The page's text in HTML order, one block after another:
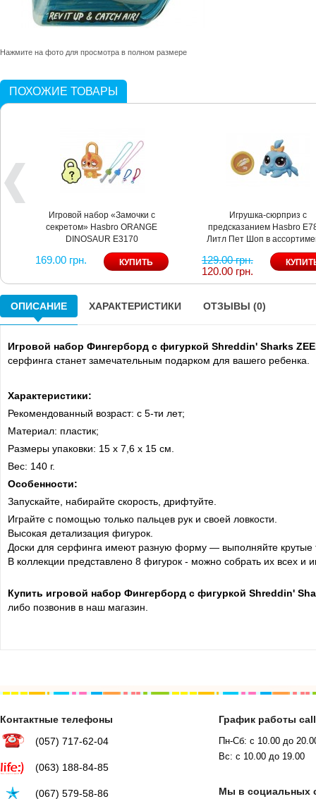
Нажмите на фото для просмотра в полном размере
ПОХОЖИЕ ТОВАРЫ
Игровой набор «Замочки с
секретом» Hasbro ORANGE
DINOSAUR Е3170
169.00 грн.
Игрушка-сюрприз с
предсказанием Hasbro
Литл Пет Шоп в
129.00 грн.
120.00 грн.
ОПИСАНИЕ ХАРАКТЕРИСТИКИ ОТЗЫВЫ (0)
Игровой набор Фингерборд с фигуркой Shreddin' Sharks
серфинга станет замечательным подарком для вашего ребенка.
Характеристики:
Рекомендованный возраст: с 5-ти лет;
Материал: пластик;
Размеры упаковки: 15 x 7,6 x 15 см.
Вес: 140 г.
Особенности:
Запускайте, набирайте скорость, дрифтуйте.
Играйте с помощью только пальцев рук и своей ловкости.
Высокая детализация фигурок.
Доски для серфинга имеют разную форму — выполняйте крутые
В коллекции представлено 8 фигурок - можно собрать их всех и
Купить игровой набор Фингерборд с фигуркой Shreddin'
либо позвонив в наш магазин.
Контактные телефоны
(057) 717-62-04
(063) 188-84-85
(067) 579-58-86
График работы
Пн-Сб: с 10.00 до
Вс: с 10.00 до 19.00
Мы в социальных